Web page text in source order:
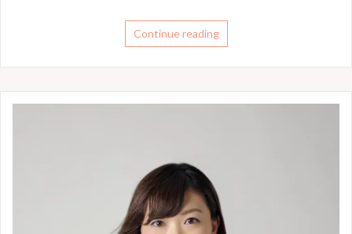
Continue reading